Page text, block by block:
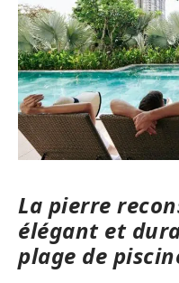
La pierre
élégant et
plage de